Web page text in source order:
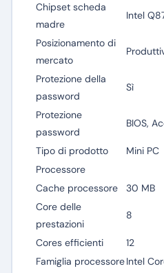
Chipset scheda
madre
Intel
Posizionamento di
mercato
Protezione della
password
Sì
Protezione
password
BIOS,
Tipo di prodotto
Mini PC
Processore
Cache processore
30 MB
Core delle
prestazioni
8
Cores efficienti
12
Famiglia processoreIntel